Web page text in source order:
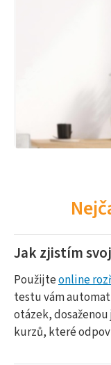
Jak zjistím
Použijteonline
testu vám
otázek,
kurzů, které